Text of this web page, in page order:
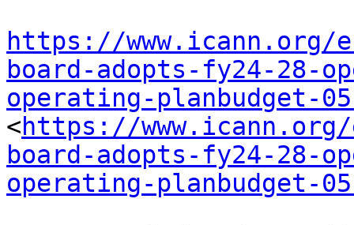
https://www.icann.org/
board-adopts-fy24-28-
operating-planbudget-
<https://
board-adopts-fy24-28-
operating-planbudget-